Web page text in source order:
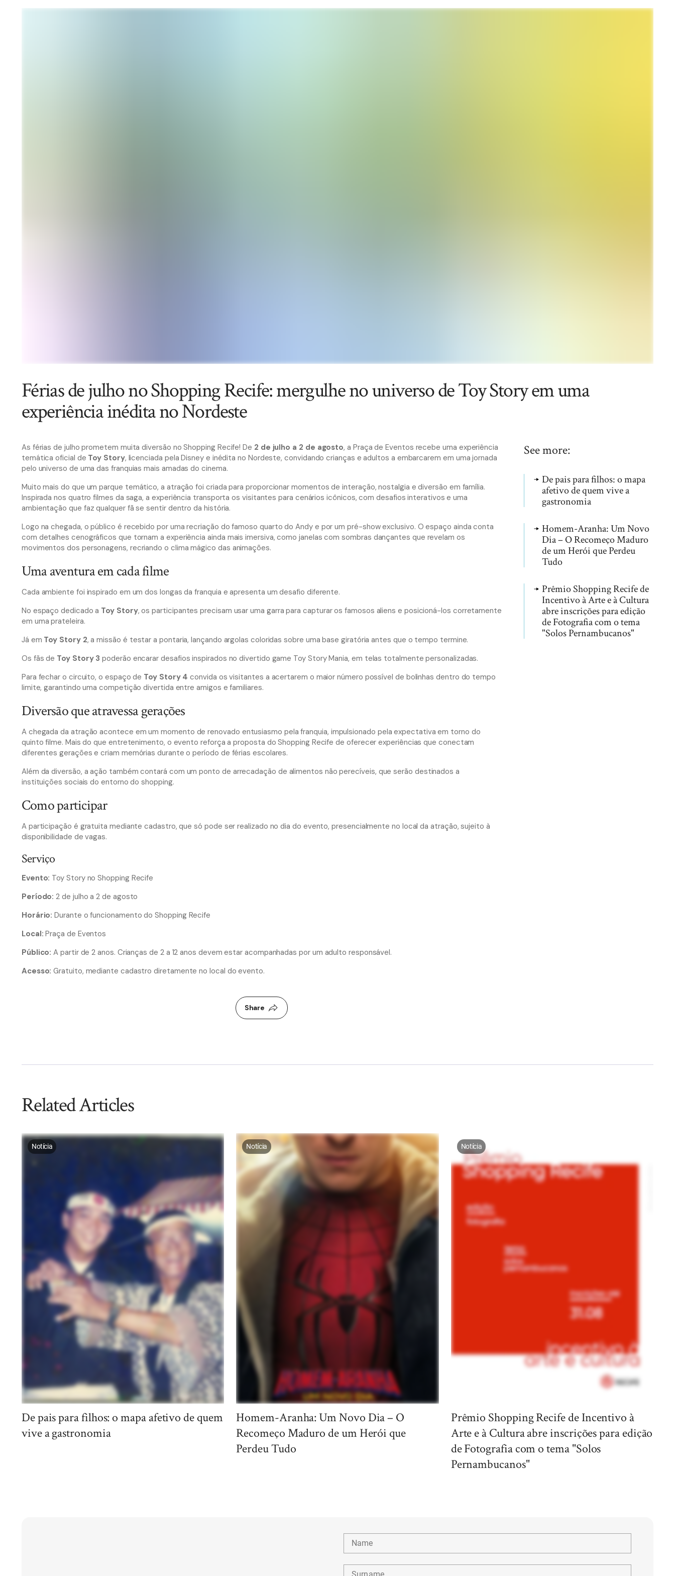
Férias de julho no Shopping Recife: mergulhe no universo de Toy Story em uma
experiência inédita no Nordeste
As férias de julho prometem muita diversão no Shopping Recife! De 2 de julho a 2 de agosto, a Praça de Eventos recebe uma experiência
temática oficial de Toy Story, licenciada pela Disney e inédita no Nordeste, convidando crianças e adultos a embarcarem em uma jornada
pelo universo de uma das franquias mais amadas do cinema.
Muito mais do que um parque temático, a atração foi criada para proporcionar momentos de interação, nostalgia e diversão em família.
Inspirada nos quatro filmes da saga, a experiência transporta os visitantes para cenários icônicos, com desafios interativos e uma
ambientação que faz qualquer fã se sentir dentro da história.
Logo na chegada, o público é recebido por uma recriação do famoso quarto do Andy e por um pré-show exclusivo. O espaço ainda conta
com detalhes cenográficos que tornam a experiência ainda mais imersiva, como janelas com sombras dançantes que revelam os
movimentos dos personagens, recriando o clima mágico das animações.
Uma aventura em cada filme
Cada ambiente foi inspirado em um dos longas da franquia e apresenta um desafio diferente.
No espaço dedicado a Toy Story, os participantes precisam usar uma garra para capturar os famosos aliens e posicioná-los corretamente
em uma prateleira.
Já em Toy Story 2, a missão é testar a pontaria, lançando argolas coloridas sobre uma base giratória antes que o tempo termine.
Os fãs de Toy Story 3 poderão encarar desafios inspirados no divertido game Toy Story Mania, em telas totalmente personalizadas.
Para fechar o circuito, o espaço de Toy Story 4 convida os visitantes a acertarem o maior número possível de bolinhas dentro do tempo
limite, garantindo uma competição divertida entre amigos e familiares.
Diversão que atravessa gerações
A chegada da atração acontece em um momento de renovado entusiasmo pela franquia, impulsionado pela expectativa em torno do
quinto filme. Mais do que entretenimento, o evento reforça a proposta do Shopping Recife de oferecer experiências que conectam
diferentes gerações e criam memórias durante o período de férias escolares.
Além da diversão, a ação também contará com um ponto de arrecadação de alimentos não perecíveis, que serão destinados a
instituições sociais do entorno do shopping.
Como participar
A participação é gratuita mediante cadastro, que só pode ser realizado no dia do evento, presencialmente no local da atração, sujeito à
disponibilidade de vagas.
Serviço
Evento: Toy Story no Shopping Recife
Período: 2 de julho a 2 de agosto
Horário: Durante o funcionamento do Shopping Recife
Local: Praça de Eventos
Público: A partir de 2 anos. Crianças de 2 a 12 anos devem estar acompanhadas por um adulto responsável.
Acesso: Gratuito, mediante cadastro diretamente no local do evento.
Share
See more:
De pais para filhos: o mapa
afetivo de quem vive a
gastronomia
Homem-Aranha: Um Novo
Dia – O Recomeço Maduro
de um Herói que Perdeu
Tudo
Prêmio Shopping Recife de
Incentivo à Arte e à Cultura
abre inscrições para edição
de Fotografia com o tema
"Solos Pernambucanos"
Related Articles
Notícia
De pais para filhos: o mapa afetivo de quem
vive a gastronomia
Notícia
Homem-Aranha: Um Novo Dia – O
Recomeço Maduro de um Herói que
Perdeu Tudo
Notícia
Prêmio Shopping Recife de Incentivo à
Arte e à Cultura abre inscrições para edição
de Fotografia com o tema "Solos
Pernambucanos"
Name
Surname